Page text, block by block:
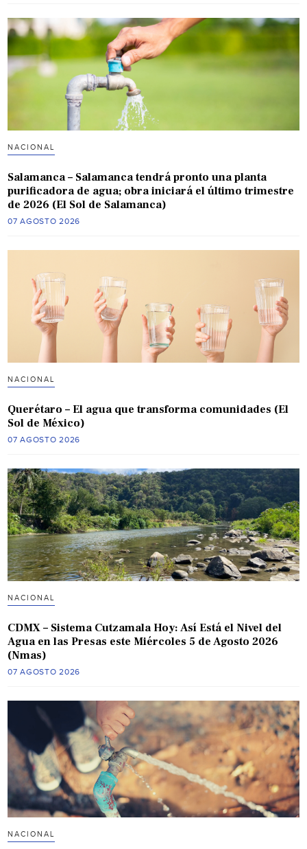
NACIONAL
Salamanca – Salamanca tendrá pronto una planta
purificadora de agua; obra iniciará el último trimestre
de 2026 (El Sol de Salamanca)
07 AGOSTO 2026
NACIONAL
Querétaro – El agua que transforma comunidades (El
Sol de México)
07 AGOSTO 2026
NACIONAL
CDMX – Sistema Cutzamala Hoy: Así Está el Nivel del
Agua en las Presas este Miércoles 5 de Agosto 2026
(Nmas)
07 AGOSTO 2026
NACIONAL